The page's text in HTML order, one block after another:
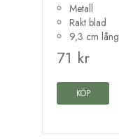
Metall
Rakt blad
9,3 cm lång
71 kr
KÖP